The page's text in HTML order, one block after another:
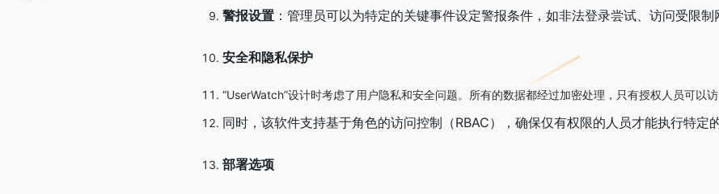
警报设置 ：管理员可以为特定的关键事件设定警报条件，如非法登录尝试、访问受限制
安全和隐私保护
“UserWatch”设计时考虑了用户隐私和安全问题。所有的数据都经过加密处理，只有授权人员可以访
同时，该软件支持基于角色的访问控制（RBAC），确保仅有权限的人员才能执行特定
部署选项